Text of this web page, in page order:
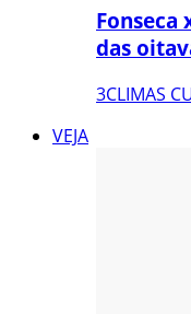
Fonseca
das
3CLIMAS
VEJA